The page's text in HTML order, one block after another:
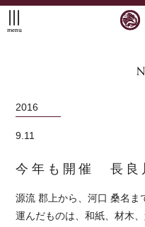
menu
2016
9.11
今年も開催 長良
源流 郡上から、河口 桑名ま
運んだものは、和紙、材木